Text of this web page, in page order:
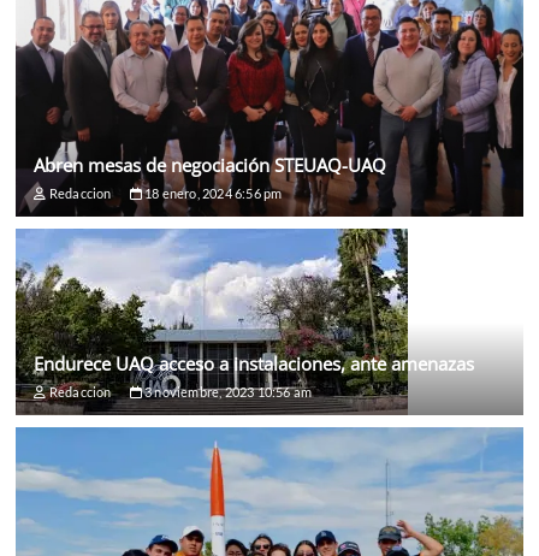
Abren mesas de negociación STEUAQ-UAQ
Redaccion 18 enero, 2024 6:56 pm
Endurece UAQ acceso a instalaciones, ante amenazas
Redaccion 3 noviembre, 2023 10:56 am